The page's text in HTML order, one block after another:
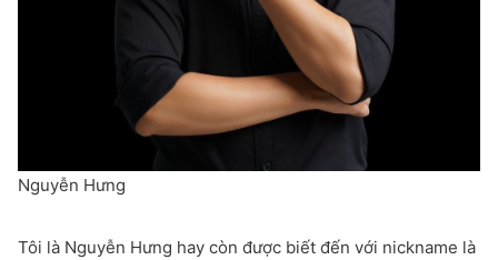
Nguyễn Hưng
Tôi là Nguyễn Hưng hay còn được biết đến với nickname là